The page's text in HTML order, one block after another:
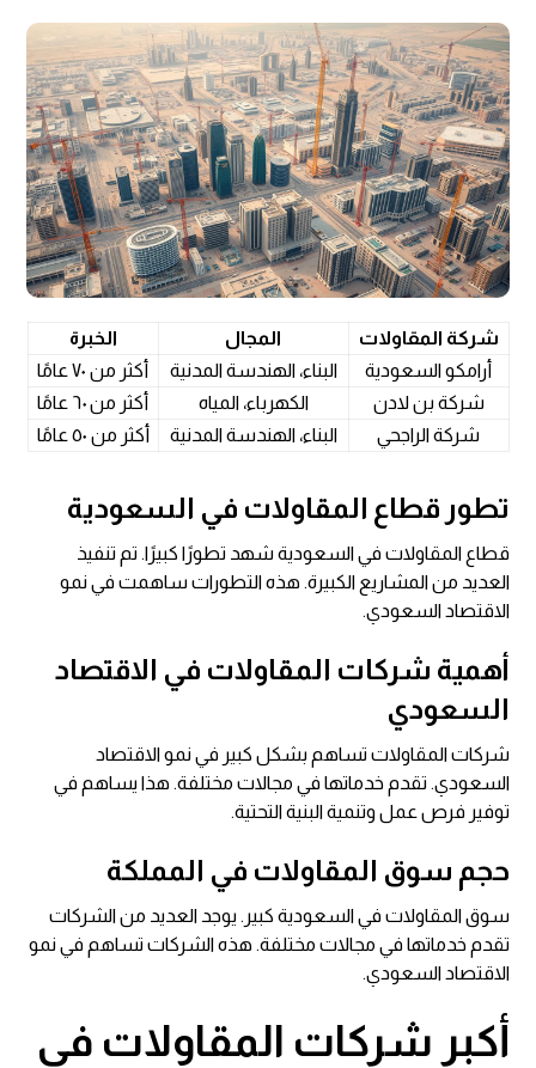
شركة المقاولات المجال
الخبرة
أرامكو السعودية
البناء، الهندسة المدنية
أكثر من ٧٠ عامًا
شركة بن لادن
الكهرباء، المياه
أكثر من ٦٠ عامًا
شركة الراجحي
البناء، الهندسة المدنية أكثر من ٥٠ عامًا
تطور قطاع المقاولات في السعودية
قطاع المقاولات في السعودية شهد تطورًا كبيرًا. تم تنفيذ
العديد من المشاريع الكبيرة. هذه التطورات ساهمت في نمو
الاقتصاد السعودي.
أهمية شركات المقاولات في الاقتصاد
السعودي
شركات المقاولات تساهم بشكل كبير في نمو الاقتصاد
السعودي. تقدم خدماتها في مجالات مختلفة. هذا يساهم في
توفير فرص عمل وتنمية البنية التحتية.
حجم سوق المقاولات في المملكة
سوق المقاولات في السعودية كبير. يوجد العديد من الشركات
تقدم خدماتها في مجالات مختلفة. هذه الشركات تساهم في نمو
الاقتصاد السعودي.
أكبر شركات المقاولات في